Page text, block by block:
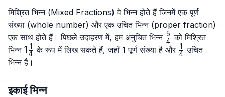
मिश्रित भिन्न (Mixed Fractions) वे भिन्न होते हैं जिनमें एक पूर्ण
संख्या (whole number) और एक उचित भिन्न (proper fraction)
एक साथ होते हैं। पिछले उदाहरण में, हम अनुचित भिन्न \frac{5}
{4}
4
5 को मिश्रित
भिन्न 1\frac{1}
{4}
1 4
1 के रूप में लिख सकते हैं, जहाँ 1 पूर्ण संख्या है और \frac{1}
4
1
उचित
भिन्न है।
इकाई भिन्न